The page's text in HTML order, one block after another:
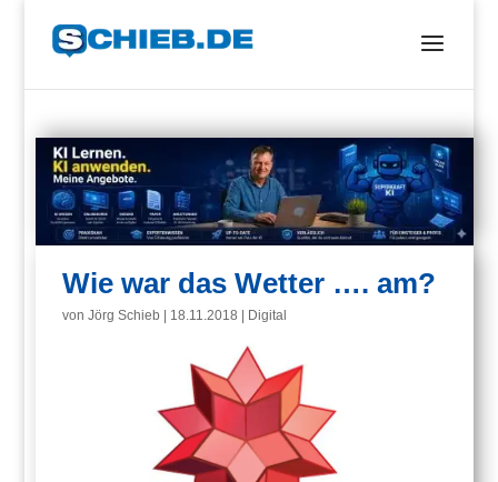
Wie war das Wetter …. am?
vonJörg Schieb 18.11.2018 Digital